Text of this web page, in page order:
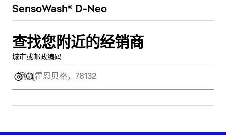
SensoWash® D-Neo
查找您附近的经销商
城市或邮政编码